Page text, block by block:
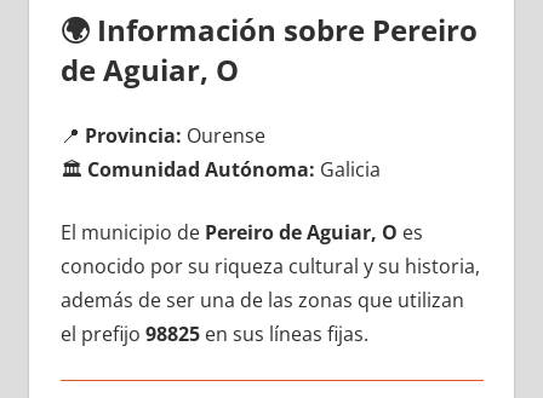
🌍 Información sobre Pereiro
dе Aguiar, O
📍 Provincia: Ourense
🏛️ Comunidad Autónoma: Galicia
El municipio dе Pereiro dе Aguiar, O es
conocido pοr su riqueza cultural у su historia,
además dе ser una dе las zonas quе utilizan
el prefijo 98825en sus líneas fijas.